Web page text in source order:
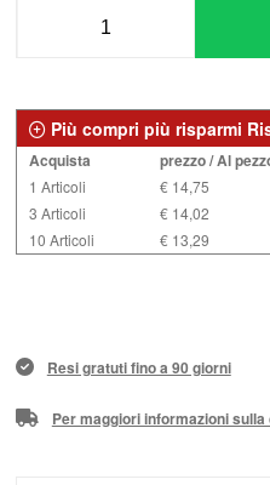
Più compri più risparmi
Acquista prezzo / Al
1 Articoli
€ 14,75
3 Articoli
€ 14,02
10 Articoli
€ 13,29
Resi gratuti fino a 90 giorni
Per maggiori informazioni sulla